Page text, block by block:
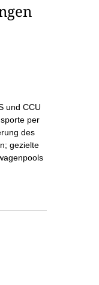
und CCU
per
des
gezielte